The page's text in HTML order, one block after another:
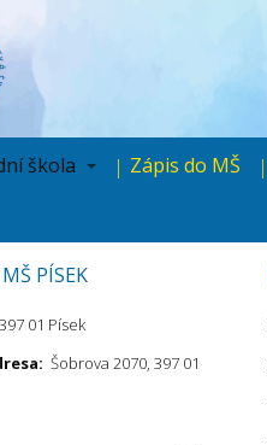
škola Zápis do MŠ
PÍSEK
01 Písek
Šobrova 2070, 397 01